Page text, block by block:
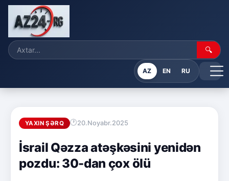
🔍
AZ EN RU
YAXIN ŞƏRQ 20.Noyabr.2025
İsrail Qəzza atəşkəsini yenidən
pozdu: 30-dan çox ölü